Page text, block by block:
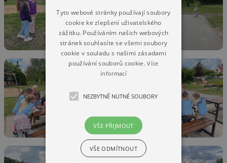
Tyto webové stránky používají soubory
cookie ke zlepšení uživatelského
zážitku. Používáním našich webových
stránek souhlasíte se všemi soubory
cookie v souladu s našimi zásadami
používání souborů cookie.Více
informací
NEZBYTNĚ NUTNÉ SOUBORY
VŠE PŘIJMOUT
VŠE ODMÍTNOUT